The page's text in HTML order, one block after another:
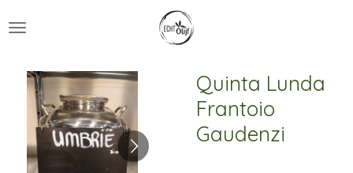
direct
hoofdinhoud
Quinta Lunda
Frantoio
Gaudenzi